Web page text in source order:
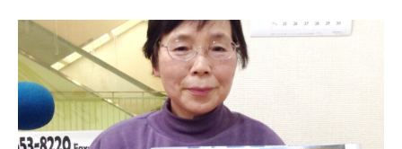
ままとこひろば みなとっちラジオ！
みるくっくキッズクラブ逆瀬川
みるくのえほん みるく・ひまわり園